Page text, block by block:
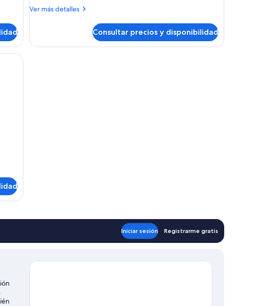
Ver más detalles
Más
Consultar precios y disponibilidad
opacas, sistema de insonorización, cunas gratuitas
Iniciar sesión Registrarme gratis